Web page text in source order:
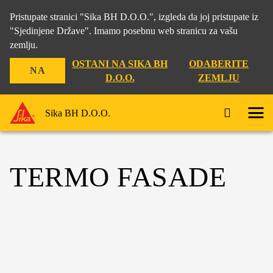
Pristupate stranici "Sika BH D.O.O.", izgleda da joj pristupate iz
"Sjedinjene Države". Imamo posebnu web stranicu za vašu
zemlju.
NA
OSTANI NA SIKA BH
D.O.O.
ODABERITE
ZEMLJU
Sika BH D.O.O.
TERMO FASADE